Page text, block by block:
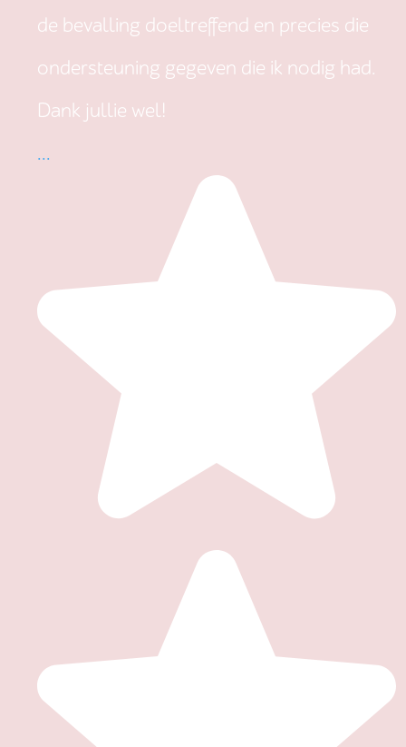
de bevalling doeltreffend en precies die
ondersteuning gegeven die ik nodig had.
Dank jullie wel!
...